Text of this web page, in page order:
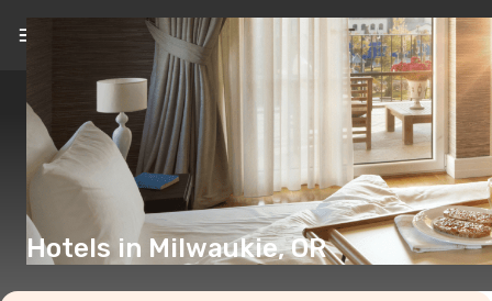
DE(€)
Hotels in Milwaukie, OR